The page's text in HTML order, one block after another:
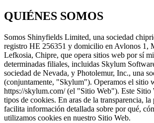
QUIÉNES SOMOS
Somos Shinyfields Limited, una sociedad
registro HE 256351 y domicilio en Avlonos 1,
Lefkosia, Chipre, que opera sitios web por sí
determinadas filiales, incluidas Skylum
sociedad de Nevada, y Photolemur, Inc., una
(conjuntamente, "Skylum"). Operamos el sitio
https://skylum.com/ (el "Sitio Web"). Este Sitio
tipos de cookies. En aras de la transparencia, la
facilita información detallada sobre por qué,
utilizamos cookies en nuestro Sitio Web.